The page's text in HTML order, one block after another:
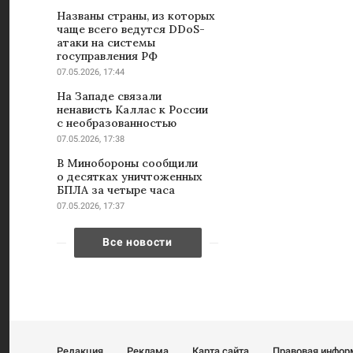
Названы страны, из которых
чаще всего ведутся DDoS-
атаки на системы
госуправления РФ
07.05.2026, 17:44
На Западе связали
ненависть Каллас к России
с необразованностью
07.05.2026, 17:38
В Минобороны сообщили
о десятках уничтоженных
БПЛА за четыре часа
07.05.2026, 17:37
Все новости